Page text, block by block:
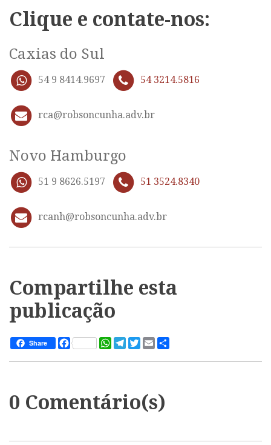
Clique e contate-nos:
Caxias do Sul
54 9 8414.9697 54 3214.5816
rca@robsoncunha.adv.br
Novo Hamburgo
51 9 8626.5197 51 3524.8340
rcanh@robsoncunha.adv.br
Compartilhe esta
publicação
Share Facebook WhatsApp
Telegram
Twitter
Email
0 Comentário(s)